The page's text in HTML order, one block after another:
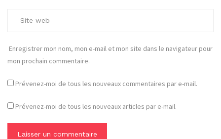
Enregistrer mon nom, mon e-mail et mon site dans le navigateur pour
mon prochain commentaire.
Prévenez-moi de tous les nouveaux commentaires par e-mail.
Prévenez-moi de tous les nouveaux articles par e-mail.